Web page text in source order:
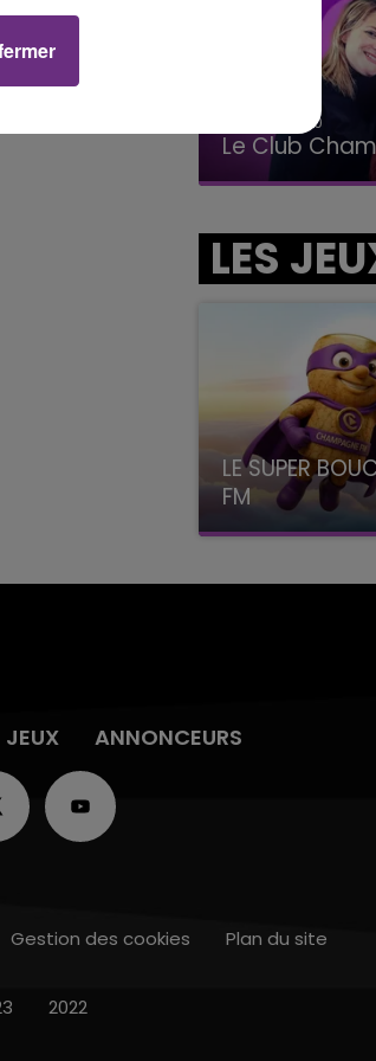
15h00 - 19h00
Le Club
LES
LE SUPER
FM
avec La Famille
JEUX ANNONCEURS
Gestion des cookies Plan du site
2022